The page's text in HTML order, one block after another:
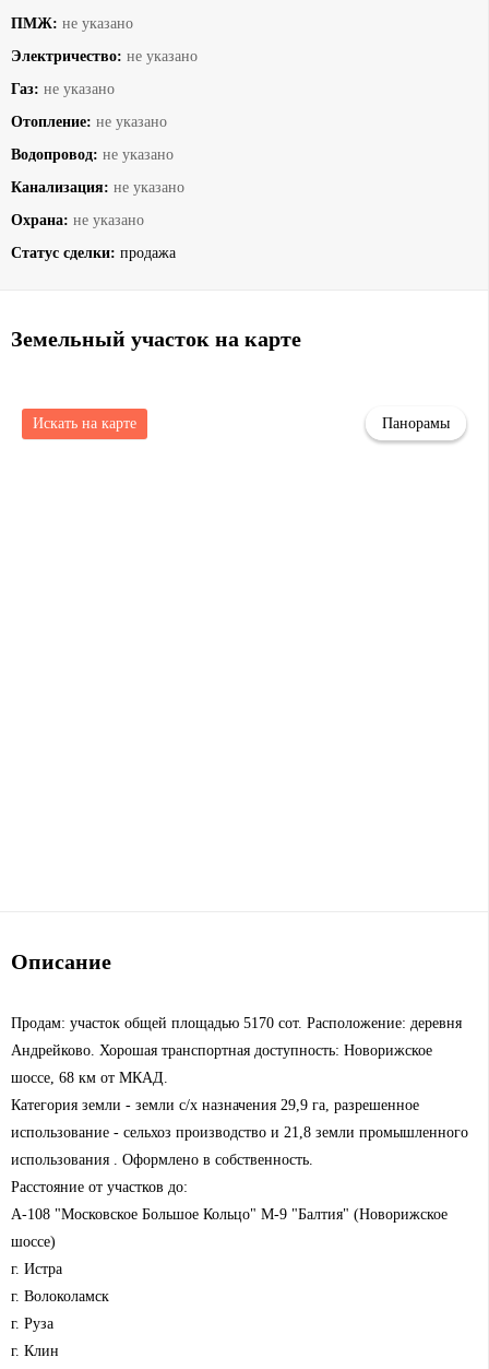
ПМЖ: не указано
Электричество: не указано
Газ: не указано
Отопление: не указано
Водопровод: не указано
Канализация: не указано
Охрана: не указано
Статус сделки: продажа
Описание
Продам: участок общей площадью 5170 сот. Расположение: деревня
Андрейково. Хорошая транспортная доступность: Новорижское
шоссе, 68 км от МКАД.
Категория земли - земли с/х назначения 29,9 га, разрешенное
использование - сельхоз производство и 21,8 земли промышленного
использования . Оформлено в собственность.
Расстояние от участков до:
А-108 "Московское Большое Кольцо" М-9 "Балтия" (Новорижское
шоссе)
г. Истра
г. Волоколамск
г. Руза
г. Клин
Земельный участок на карте
Искать на карте Панорамы